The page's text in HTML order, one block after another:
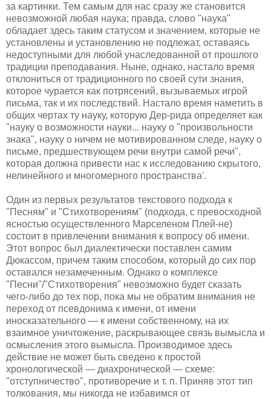
за картинки. Тем самым для нас сразу же становится
невозможной любая наука; правда, слово "наука"
обладает здесь таким статусом и значением, которые не
установлены и установлению не подлежат, оставаясь
недоступными для любой унаследованной от прошлого
традиции преподавания. Ныне, однако, настало время
отклониться от традиционного по своей сути знания,
которое чурается как потрясений, вызываемых игрой
письма, так и их последствий. Настало время наметить в
общих чертах ту науку, которую Дер-рида определяет как
"науку о возможности науки... науку о "произвольности
знака", науку о ничем не мотивированном следе, науку о
письме, предшествующем речи внутри самой речи",
которая должна привести нас к исследованию скрытого,
нелинейного и многомерного пространства'.
Один из первых результатов текстового подхода к
"Песням" и "Стихотворениям" (подхода, с превосходной
ясностью осуществленного Марселеном Плей-не)
состоит в привлечении внимания к вопросу об имени.
Этот вопрос был диалектически поставлен самим
Дюкассом, причем таким способом, который до сих пор
оставался незамеченным. Однако о комплексе
"Песни"/"Стихотворения" невозможно будет сказать
чего-либо до тех пор, пока мы не обратим внимания не
переход от псевдонима к имени, от имени
иносказательного — к имени собственному, на их
взаимное уничтожение, раскрывающее связь вымысла и
осмысления этого вымысла. Производимое здесь
действие не может быть сведено к простой
хронологической — диахронической — схеме:
"отступничество", противоречие и т. п. Приняв этот тип
толкования, мы никогда не избавимся от